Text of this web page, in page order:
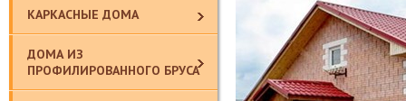
КАРКАСНЫЕ ДОМА
ДОМА ИЗ
ПРОФИЛИРОВАННОГО БРУСА